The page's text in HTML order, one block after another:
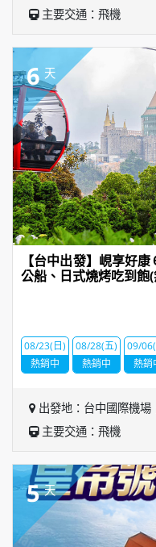
主要交通：飛機
6 天
【台中出發】峴享好
公船、日式燒烤吃到飽
08/23(日)
熱銷中
08/28(五)
熱銷中
09/
熱銷
出發地：台中國際機場
主要交通：飛機
5 天